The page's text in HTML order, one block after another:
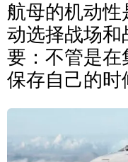
航母的机动
动选择战场
要：不管是
保存自己的